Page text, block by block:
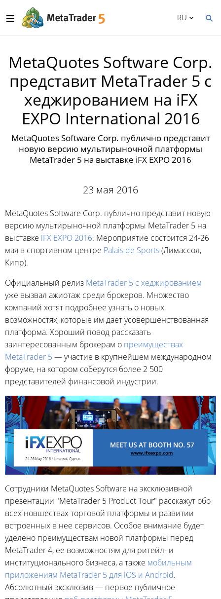
RU
MetaQuotes Software Corp.
представит MetaTrader 5 с
хеджированием на iFX
EXPO International 2016
MetaQuotes Software Corp. публично представит
новую версию мультирыночной платформы
MetaTrader 5 на выставке iFX EXPO 2016
23 мая 2016
MetaQuotes Software Corp. публично представит новую
версию мультирыночной платформы MetaTrader 5 на
выставке iFX EXPO 2016. Мероприятие состоится 24-26
мая в спортивном центре Palais de Sports(Лимассол,
Кипр).
Официальный релиз MetaTrader 5 с хеджированием
уже вызвал ажиотаж среди брокеров. Множество
компаний хотят подробнее узнать о новых
возможностях, которые им дает усовершенствованная
платформа. Хороший повод рассказать
заинтересованным брокерам о преимуществах
MetaTrader 5 — участие в крупнейшем международном
форуме, на котором соберутся более 2 500
представителей финансовой индустрии.
Сотрудники MetaQuotes Software на эксклюзивной
презентации "MetaTrader 5 Product Tour" расскажут обо
всех новшествах торговой платформы и развитии
встроенных в нее сервисов. Особое внимание будет
уделено преимуществам новой платформы перед
MetaTrader 4, ее возможностям для ритейл- и
институционального бизнеса, а также мобильным
приложениям MetaTrader 5 для iOS и Android.
Абсолютный эксклюзив — первое публичное